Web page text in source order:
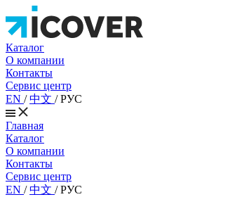
Каталог
О компании
Контакты
Сервис центр
EN /中文 /РУС
Главная
Каталог
О компании
Контакты
Сервис центр
EN /中文 /РУС